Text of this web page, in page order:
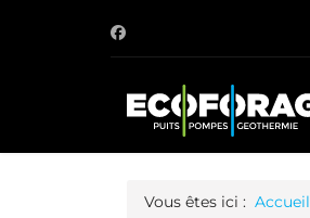
Vous êtes ici : Accueil